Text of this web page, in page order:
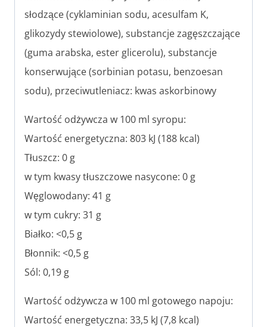
słodzące (cyklaminian sodu, acesulfam K,
glikozydy stewiolowe), substancje zagęszczające
(guma arabska, ester glicerolu), substancje
konserwujące (sorbinian potasu, benzoesan
sodu), przeciwutleniacz: kwas askorbinowy
Wartość odżywcza w 100 ml syropu:
Wartość energetyczna: 803 kJ (188 kcal)
Tłuszcz: 0 g
w tym kwasy tłuszczowe nasycone: 0 g
Węglowodany: 41 g
w tym cukry: 31 g
Białko: <0,5 g
Błonnik: <0,5 g
Sól: 0,19 g
Wartość odżywcza w 100 ml gotowego napoju:
Wartość energetyczna: 33,5 kJ (7,8 kcal)